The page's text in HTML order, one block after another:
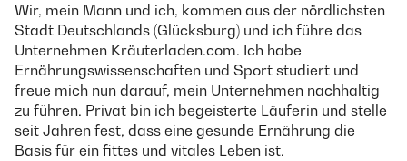
Wir, mein Mann und ich, kommen aus der nördlichsten
Stadt Deutschlands (Glücksburg) und ich führe das
Unternehmen Kräuterladen.com. Ich habe
Ernährungswissenschaften und Sport studiert und
freue mich nun darauf, mein Unternehmen nachhaltig
zu führen. Privat bin ich begeisterte Läuferin und stelle
seit Jahren fest, dass eine gesunde Ernährung die
Basis für ein fittes und vitales Leben ist.